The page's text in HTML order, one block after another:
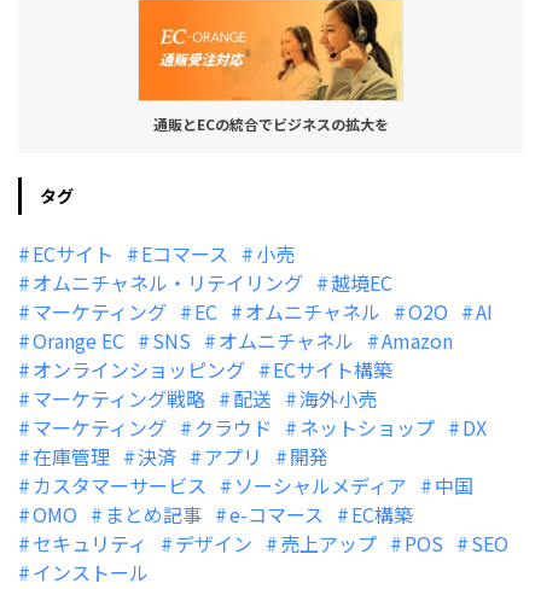
通販とECの統合でビジネスの拡大を
タグ
ECサイト Eコマース
小売
オムニチャネル・リテイリング
越境EC
マーケティング
EC オムニチャネル O2O
AI
Orange EC
SNS オムニチャネル
Amazon
オンラインショッピング
ECサイト構築
マーケティング戦略
配送
海外小売
マーケティング
クラウド ネットショップ
DX
在庫管理
決済 アプリ
開発
カスタマーサービス
ソーシャルメディア
中国
OMO
まとめ記事 e-コマース
EC構築
セキュリティ
デザイン 売上アップ POS
SEO
インストール